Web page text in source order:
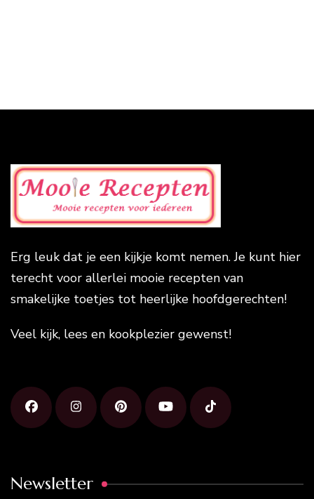
Erg leuk dat je een kijkje komt nemen. Je kunt hier
terecht voor allerlei mooie recepten van
smakelijke toetjes tot heerlijke hoofdgerechten!
Veel kijk, lees en kookplezier gewenst!
Newsletter